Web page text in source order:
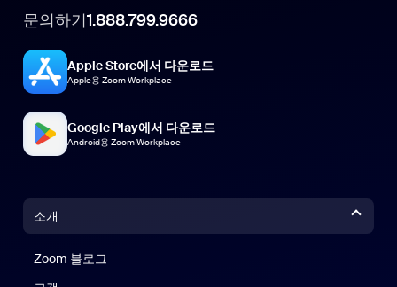
문의하기1.888.799.9666
Apple Store에서 다운로드
Apple용 Zoom Workplace
Google Play에서 다운로드
Android용 Zoom Workplace
소개
Zoom 블로그